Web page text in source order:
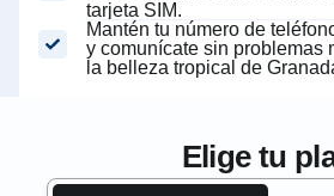
tarjeta SIM.
Mantén tu número de
y comunícate sin problemas
la belleza tropical de
Elige tu